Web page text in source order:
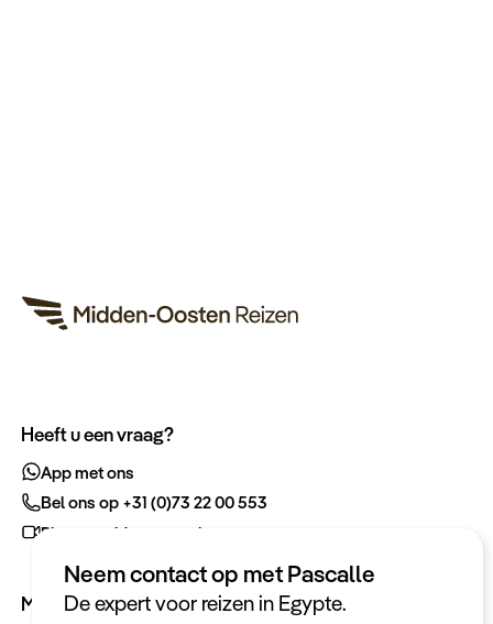
Neem contact op met Pascalle
De expert voor reizen in Egypte.
Heeft u een vraag?
App met ons
Bel ons op +31 (0)73 22 00 553
Plan een videogesprek
Meer informatie